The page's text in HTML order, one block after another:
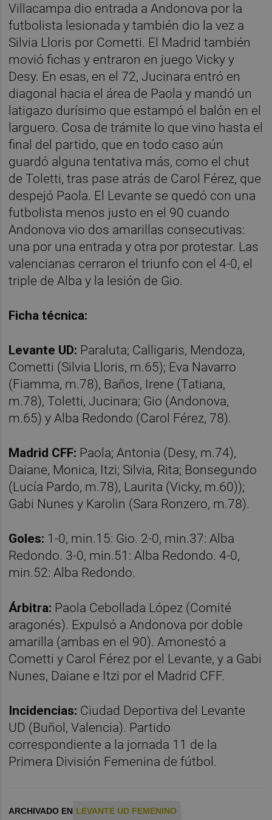
Villacampa dio entrada a Andonova por la
futbolista lesionada y también dio la vez a
Silvia Lloris por Cometti. El Madrid también
movió fichas y entraron en juego Vicky y
Desy. En esas, en el 72, Jucinara entró en
diagonal hacia el área de Paola y mandó un
latigazo durísimo que estampó el balón en el
larguero. Cosa de trámite lo que vino hasta el
final del partido, que en todo caso aún
guardó alguna tentativa más, como el chut
de Toletti, tras pase atrás de Carol Férez, que
despejó Paola. El Levante se quedó con una
futbolista menos justo en el 90 cuando
Andonova vio dos amarillas consecutivas:
una por una entrada y otra por protestar. Las
valencianas cerraron el triunfo con el 4-0, el
triple de Alba y la lesión de Gio.
Ficha técnica:
Levante UD: Paraluta; Calligaris, Mendoza,
Cometti (Silvia Lloris, m.65); Eva Navarro
(Fiamma, m.78), Baños, Irene (Tatiana,
m.78), Toletti, Jucinara; Gio (Andonova,
m.65) y Alba Redondo (Carol Férez, 78).
Madrid CFF: Paola; Antonia (Desy, m.74),
Daiane, Monica, Itzi; Silvia, Rita; Bonsegundo
(Lucía Pardo, m.78), Laurita (Vicky, m.60));
Gabi Nunes y Karolin (Sara Ronzero, m.78).
Goles: 1-0, min.15: Gio. 2-0, min.37: Alba
Redondo. 3-0, min.51: Alba Redondo. 4-0,
min.52: Alba Redondo.
Árbitra: Paola Cebollada López (Comité
aragonés). Expulsó a Andonova por doble
amarilla (ambas en el 90). Amonestó a
Cometti y Carol Férez por el Levante, y a Gabi
Nunes, Daiane e Itzi por el Madrid CFF.
Incidencias: Ciudad Deportiva del Levante
UD (Buñol, Valencia). Partido
correspondiente a la jornada 11 de la
Primera División Femenina de fútbol.
ARCHIVADO EN LEVANTE UD FEMENINO